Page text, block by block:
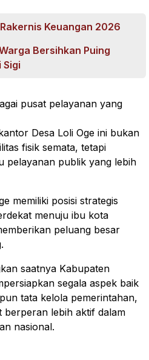
Keuangan 2026
Bersihkan Puing
Sigi
pusat pelayanan yang
Desa Loli Oge ini bukan
fisik semata, tetapi
pelayanan publik yang lebih
memiliki posisi strategis
menuju ibu kota
peluang besar
saatnya Kabupaten
segala aspek baik
tata kelola pemerintahan,
berperan lebih aktif dalam
nasional.